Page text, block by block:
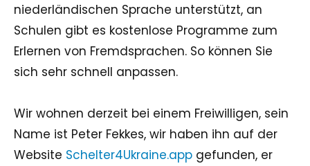
niederländischen Sprache unterstützt, an
Schulen gibt es kostenlose Programme zum
Erlernen von Fremdsprachen. So können Sie
sich sehr schnell anpassen.
Wir wohnen derzeit bei einem Freiwilligen, sein
Name ist Peter Fekkes, wir haben ihn auf der
Website Schelter4Ukraine.app gefunden, er